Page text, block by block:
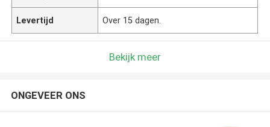
Levertijd Over 15 dagen.
Bekijk meer
ONGEVEER ONS